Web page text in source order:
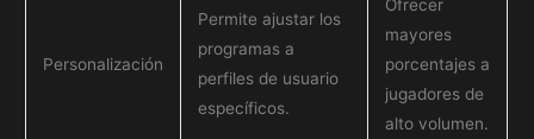
Personalización
Permite ajustar los
programas a
perfiles de usuario
específicos.
Ofrecer
mayores
porcentajes a
jugadores de
alto volumen.